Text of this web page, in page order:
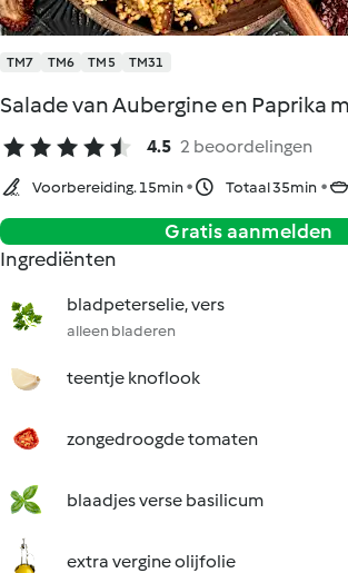
TM7 TM6 TM5 TM31
Salade van Aubergine en Paprika
4.5 2 beoordelingen
Voorbereiding. 15min Totaal 35min
Gratis aanmelden
Ingrediënten
bladpeterselie, vers
alleen bladeren
teentje knoflook
zongedroogde tomaten
blaadjes verse basilicum
extra vergine olijfolie